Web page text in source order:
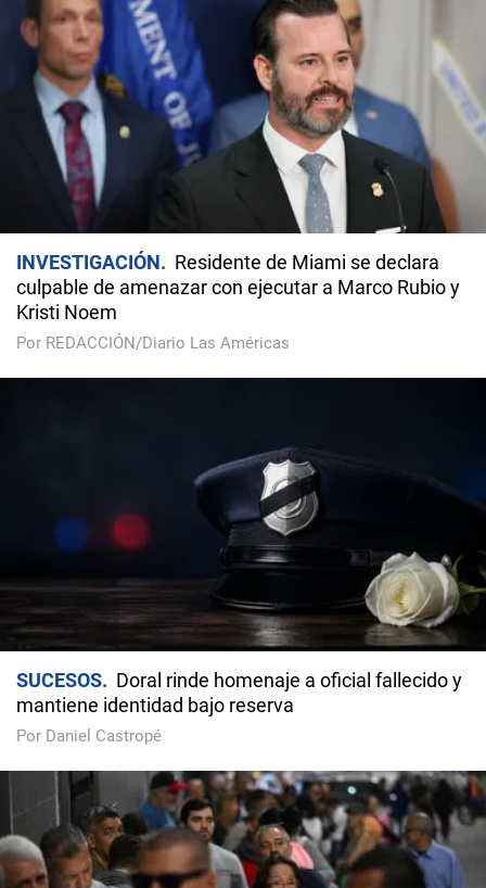
INVESTIGACIÓN
Residente de Miami se declara
culpable de amenazar con ejecutar a Marco Rubio y
Kristi Noem
Por REDACCIÓN/Diario Las Américas
SUCESOS
Doral rinde homenaje a oficial fallecido y
mantiene identidad bajo reserva
Por Daniel Castropé